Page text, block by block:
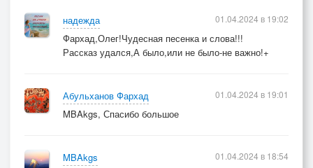
надежда
Фархад,Олег!Чудесная песенка и слова!!!
Рассказ удался,А было,или не было-не важно!+
01.04.2024 в 19:02
Абульханов Фархад
MBAkgs, Спасибо большое
01.04.2024 в 19:01
MBAkgs
01.04.2024 в 18:54